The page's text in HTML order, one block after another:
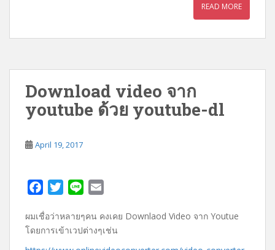
READ MORE
Download video จาก
youtube ด้วย youtube-dl
April 19, 2017
c
e
i
t
n
e
a
i
ผมเชื่อว่าหลายๆคน คงเคย Downlaod Video จาก Youtue
โดยการเข้าเวปต่างๆเช่น